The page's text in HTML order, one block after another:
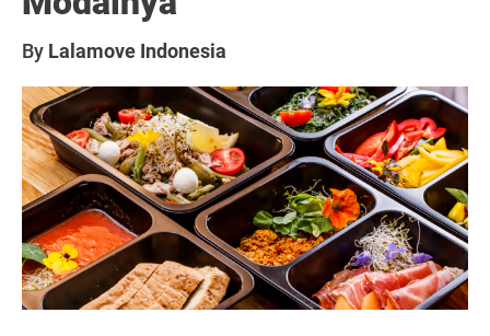
By Lalamove Indonesia